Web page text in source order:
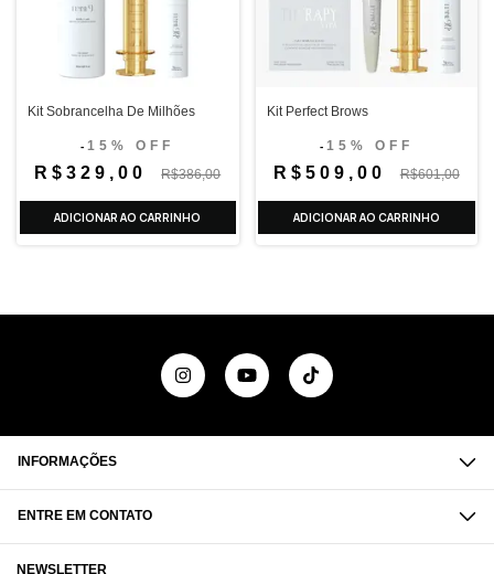
Kit Sobrancelha De Milhões
- 15% OFF
R$329,00 R$386,00
Kit Perfect Brows
- 15% OFF
R$509,00 R$601,00
INFORMAÇÕES
ENTRE EM CONTATO
NEWSLETTER